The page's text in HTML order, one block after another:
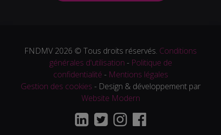
FNDMV 2026 © Tous droits réservés. Conditions
générales d'utilisation - Politique de
confidentialité - Mentions légales
Gestion des cookies - Design & développement par
Website Modern